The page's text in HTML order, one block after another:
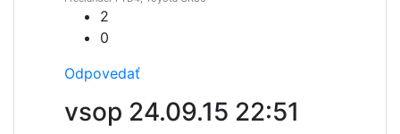
2
0
Odpovedať
vsop 24.09.15 22:51